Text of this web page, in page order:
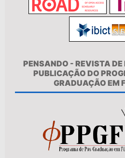
PENSANDO - REVISTA DE
PUBLICAÇÃO DO
GRADUAÇÃO EM